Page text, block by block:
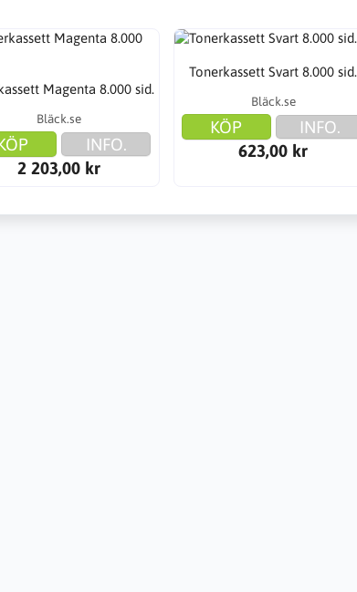
Magenta 8.000 sid.
Bläck.se
INFO.
2 203,00 kr
Tonerkassett Svart 8.000 sid.
Bläck.se
KÖP
INFO.
623,00 kr